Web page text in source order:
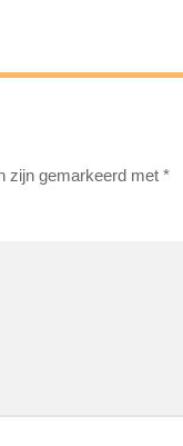
zijn gemarkeerd met*